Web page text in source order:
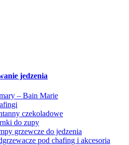
jedzenia
– Bain Marie
czekoladowe
do zupy
grzewcze do jedzenia
pod chafing i akcesoria